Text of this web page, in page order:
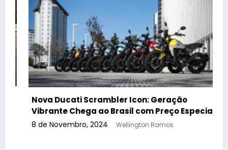
Encontro de Motos Customizadas em Limeira:
Saiba Tudo Sobre o Evento que Movimentará a
Cena Motociclística!
30 de Setembro, 2024 Wellington Ramos